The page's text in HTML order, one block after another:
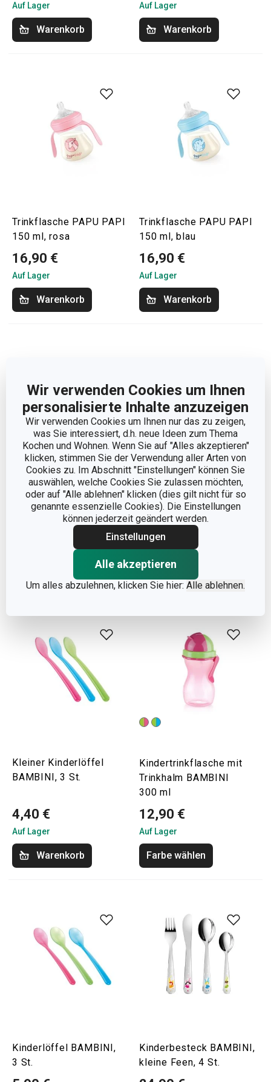
Wir verwenden Cookies um Ihnen
personalisierte Inhalte anzuzeigen
Wir verwenden Cookies um Ihnen nur das zu zeigen,
was Sie interessiert, d.h. neue Ideen zum Thema
Kochen und Wohnen. Wenn Sie auf "Alles akzeptieren"
klicken, stimmen Sie der Verwendung aller Arten von
Cookies zu. Im Abschnitt "Einstellungen" können Sie
auswählen, welche Cookies Sie zulassen möchten,
oder auf "Alle ablehnen" klicken (dies gilt nicht für so
genannte essenzielle Cookies). Die Einstellungen
können jederzeit geändert werden.
Einstellungen
Alle akzeptieren
Um alles abzulehnen, klicken Sie hier: Alle ablehnen.
Auf Lager
Warenkorb
Auf Lager
Warenkorb
Trinkflasche PAPU PAPI
150 ml, rosa
16,90 €
Auf Lager
Warenkorb
Trinkflasche PAPU PAPI
150 ml, blau
16,90 €
Auf Lager
Warenkorb
Tortenkerzen DELÍCIA
KIDS 12 cm, 16 St.
Tortenkerzen DELÍCIA
KIDS 10 cm, 12 St.
3,90 €
Warenkorb
Kleiner Kinderlöffel
BAMBINI, 3 St.
4,40 €
Auf Lager
Warenkorb
Kindertrinkflasche mit
Trinkhalm BAMBINI
300 ml
12,90 €
Auf Lager
Farbe wählen
Kinderlöffel BAMBINI,
3 St.
Kinderbesteck BAMBINI,
kleine Feen, 4 St.